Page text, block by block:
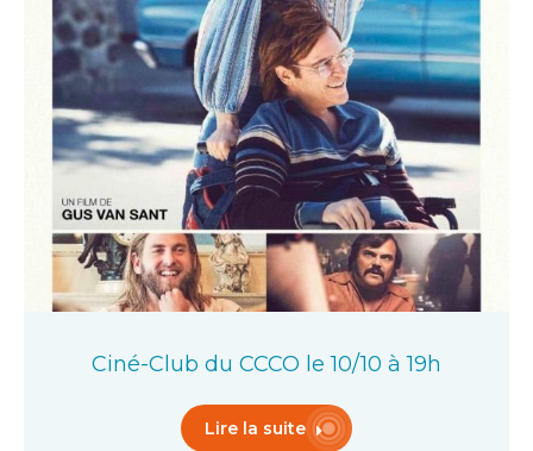
Ciné-Club du CCCO le 10/10 à 19h
Lire la suite